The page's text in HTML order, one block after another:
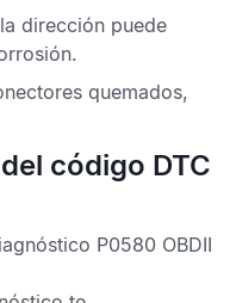
dirección puede
quemados,
código DTC
P0580 OBDII